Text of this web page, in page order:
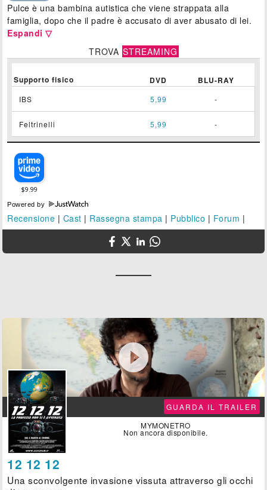
Pulce è una bambina autistica che viene strappata alla
famiglia, dopo che il padre è accusato di aver abusato di lei.
Espandi ▽
TROVA STREAMING
Supporto fisico DVD BLU-RAY
IBS 5,99 -
Feltrinelli 5,99 -
Powered by
Recensione | Cast | Rassegna stampa | Pubblico | Forum |

GUARDA IL TRAILER
MYMONETRO
Non ancora disponibile.
12 12 12
Una sconvolgente invasione vissuta attraverso gli occhi